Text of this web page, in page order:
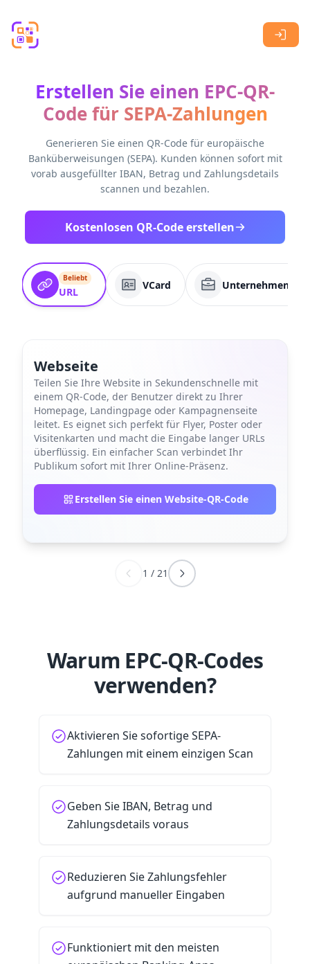
Erstellen Sie einen EPC-QR-
Code für SEPA-Zahlungen
Generieren Sie einen QR-Code für europäische
Banküberweisungen (SEPA). Kunden können sofort mit
vorab ausgefüllter IBAN, Betrag und Zahlungsdetails
scannen und bezahlen.
Kostenlosen QR-Code erstellen
Beliebt
URL
VCard
Webseite
Teilen Sie Ihre Website in Sekundenschnelle mit
einem QR-Code, der Benutzer direkt zu Ihrer
Homepage, Landingpage oder Kampagnenseite
leitet. Es eignet sich perfekt für Flyer, Poster oder
Visitenkarten und macht die Eingabe langer URLs
überflüssig. Ein einfacher Scan verbindet Ihr
Publikum sofort mit Ihrer Online-Präsenz.
Erstellen Sie einen Website-QR-Code
1 / 21
Warum EPC-QR-Codes
verwenden?
Aktivieren Sie sofortige SEPA-
Zahlungen mit einem einzigen Scan
Geben Sie IBAN, Betrag und
Zahlungsdetails voraus
Reduzieren Sie Zahlungsfehler
aufgrund manueller Eingaben
Funktioniert mit den meisten